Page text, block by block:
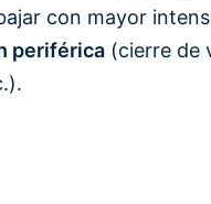
con mayor
periférica (cierre de